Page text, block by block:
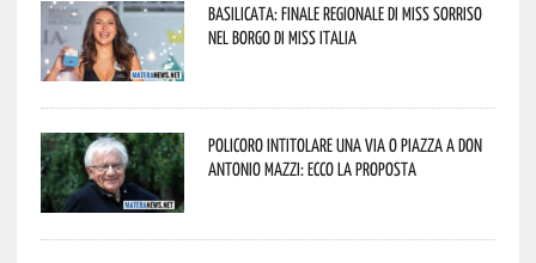
Basilicata: finale regionale di Miss Sorriso
nel borgo di Miss Italia
Policoro intitolare una via o piazza a don
Antonio Mazzi: ecco la proposta